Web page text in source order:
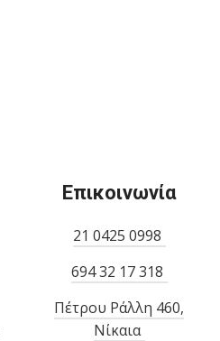
Επικοινωνία
21 0425 0998
694 32 17 318
Πέτρου Ράλλη 460,
Νίκαια